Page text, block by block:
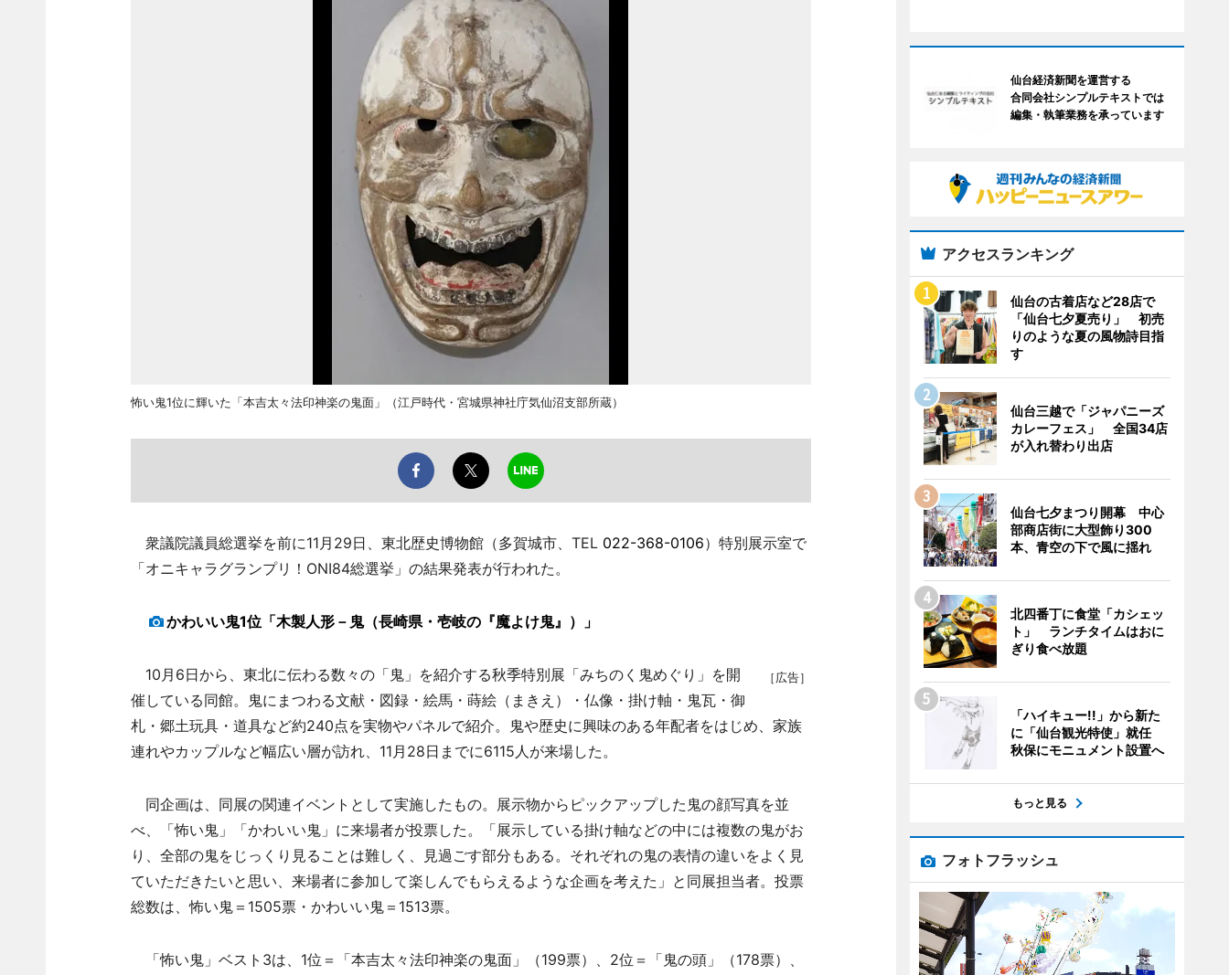
怖い鬼1位に輝いた「本吉太々法印神楽の鬼面」（江戸時代・宮城県神社庁気仙沼支部所蔵）
衆議院議員総選挙を前に11月29日、東北歴史博物館（多賀城市、TEL 022-368-0106）特別展示室で
「オニキャラグランプリ！ONI84総選挙」の結果発表が行われた。
かわいい鬼1位「木製人形－鬼（長崎県・壱岐の『魔よけ鬼』）」
［広告］
10月6日から、東北に伝わる数々の「鬼」を紹介する秋季特別展「みちのく鬼めぐり」を開
催している同館。鬼にまつわる文献・図録・絵馬・蒔絵（まきえ）・仏像・掛け軸・鬼瓦・御
札・郷土玩具・道具など約240点を実物やパネルで紹介。鬼や歴史に興味のある年配者をはじめ、家族
連れやカップルなど幅広い層が訪れ、11月28日までに6115人が来場した。
同企画は、同展の関連イベントとして実施したもの。展示物からピックアップした鬼の顔写真を並
べ、「怖い鬼」「かわいい鬼」に来場者が投票した。「展示している掛け軸などの中には複数の鬼がお
り、全部の鬼をじっくり見ることは難しく、見過ごす部分もある。それぞれの鬼の表情の違いをよく見
ていただきたいと思い、来場者に参加して楽しんでもらえるような企画を考えた」と同展担当者。投票
総数は、怖い鬼＝1505票・かわいい鬼＝1513票。
「怖い鬼」ベスト3は、1位＝「本吉太々法印神楽の鬼面」（199票）、2位＝「鬼の頭」（178票）、
仙台経済新聞を運営する
合同会社シンプルテキストでは
編集・執筆業務を承っています
アクセスランキング
仙台の古着店など28店で
「仙台七夕夏売り」 初売
りのような夏の風物詩目指
す
仙台三越で「ジャパニーズ
カレーフェス」 全国34店
が入れ替わり出店
仙台七夕まつり開幕 中心
部商店街に大型飾り300
本、青空の下で風に揺れ
北四番丁に食堂「カシェッ
ト」 ランチタイムはおに
ぎり食べ放題
「ハイキュー!!」から新た
に「仙台観光特使」就任
秋保にモニュメント設置へ
もっと見る
フォトフラッシュ